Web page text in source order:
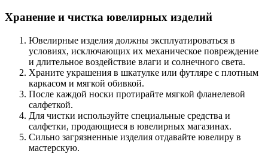
Хранение и чистка ювелирных изделий
Ювелирные изделия должны эксплуатироваться в
условиях, исключающих их механическое повреждение
и длительное воздействие влаги и солнечного света.
Храните украшения в шкатулке или футляре с плотным
каркасом и мягкой обивкой.
После каждой носки протирайте мягкой фланелевой
салфеткой.
Для чистки используйте специальные средства и
салфетки, продающиеся в ювелирных магазинах.
Сильно загрязненные изделия отдавайте ювелиру в
мастерскую.